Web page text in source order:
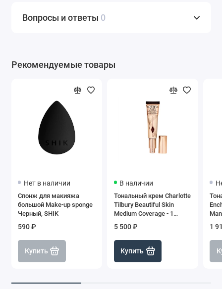
Вопросы и ответы 0
Рекомендуемые товары
Нет в наличии
Спонж для макияжа
большой Make-up sponge
Черный, SHIK
590 ₽
Купить
В наличии
Тональный крем Charlotte
Tilbury Beautiful Skin
Medium Coverage - 1
5 500 ₽
Купить
1